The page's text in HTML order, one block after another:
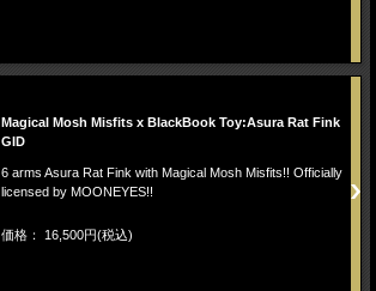
Magical Mosh Misfits x BlackBook Toy:Asura Rat Fink
GID
6 arms Asura Rat Fink with Magical Mosh Misfits!! Officially
licensed by MOONEYES!!
価格： 16,500円(税込)